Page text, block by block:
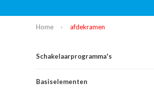
Home afdekramen
Schakelaarprogramma's
Basiselementen